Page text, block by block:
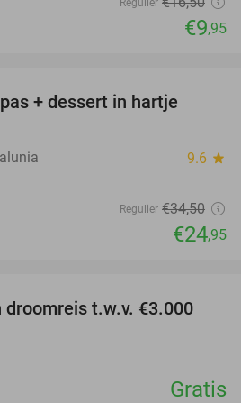
€9,95
+ dessert in hartje
9.6 star
Regulier €34,50
€24,95
droomreis t.w.v. €3.000
Gratis